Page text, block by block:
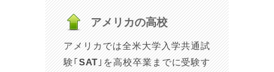
アメリカの高校
アメリカでは全米大学入学共通試
験｢SAT｣を高校卒業までに受験す